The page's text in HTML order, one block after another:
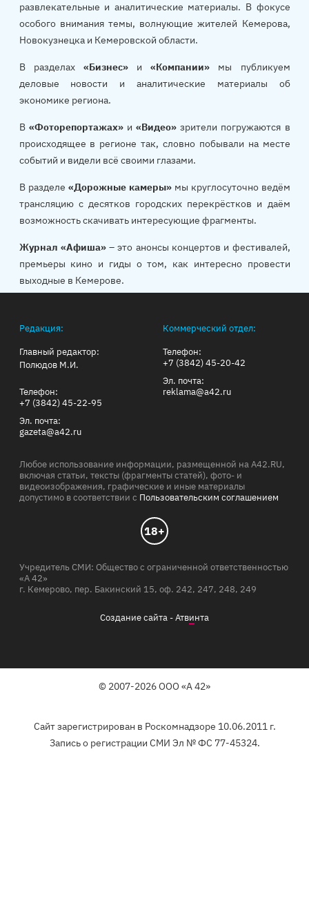
развлекательные и аналитические материалы. В фокусе
особого внимания темы, волнующие жителей Кемерова,
Новокузнецка и Кемеровской области.
В разделах «Бизнес»и«Компании» мы публикуем
деловые новости и аналитические материалы об
экономике региона.
В «Фоторепортажах»и«Видео» зрители погружаются в
происходящее в регионе так, словно побывали на месте
событий и видели всё своими глазами.
В разделе «Дорожные камеры»мы круглосуточно ведём
трансляцию с десятков городских перекрёстков и даём
возможность скачивать интересующие фрагменты.
Журнал «Афиша»– это анонсы концертов и фестивалей,
премьеры кино и гиды о том, как интересно провести
выходные в Кемерове.
Редакция:
Главный редактор:
Полюдов М.И.
Телефон:
+7 (3842) 45-22-95
Эл. почта:
gazeta@a42.ru
Коммерческий отдел:
Телефон:
+7 (3842) 45-20-42
Эл. почта:
reklama@a42.ru
Любое использование информации, размещенной на A42.RU,
включая статьи, тексты (фрагменты статей), фото- и
видеоизображения, графические и иные материалы
допустимо в соответствии с Пользовательским соглашением
18+
Учредитель СМИ: Общество с ограниченной ответственностью
«А 42»
г. Кемерово, пер. Бакинский 15, оф. 242, 247, 248, 249
Создание сайта -Атвинта
© 2007-2026 ООО «А 42»
Сайт зарегистрирован в Роскомнадзоре 10.06.2011 г.
Запись о регистрации СМИ Эл № ФС 77-45324.